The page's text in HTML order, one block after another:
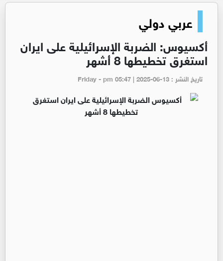
عربي دولي
أكسيوس: الضربة الإسرائيلية على ايران
استغرق تخطيطها 8 أشهر
تاريخ النشر : Friday - pm 05:47 | 2025-06-13